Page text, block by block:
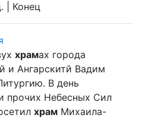
| Конец
храмах города
и Ангарскитй Вадим
В день
прочих Небесных Сил
храм Михаила-